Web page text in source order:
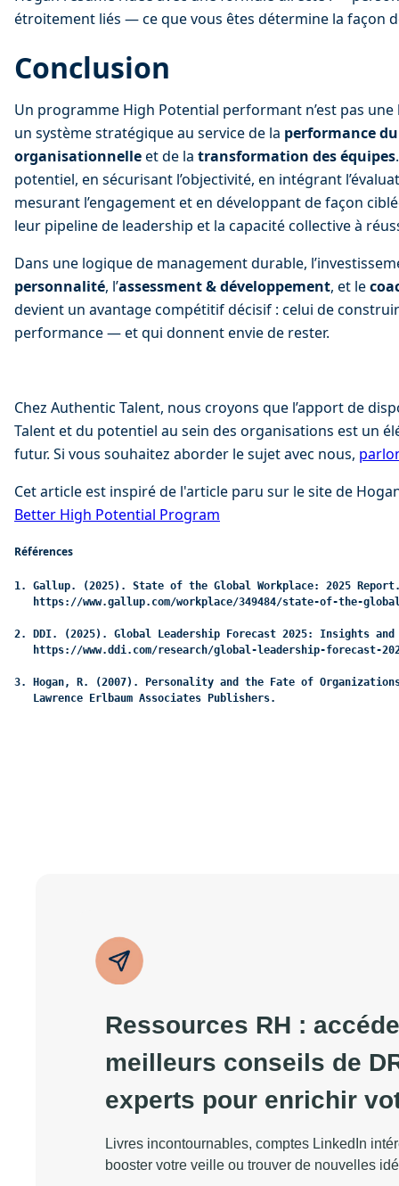
étroitement liés — ce que vous êtes détermine la façon
Conclusion
Un programme High Potential performant n’est pas une
un système stratégique au service de la performance
organisationnelle et de la transformation des équipes
potentiel, en sécurisant l’objectivité, en intégrant
mesurant l’engagement et en développant de façon
leur pipeline de leadership et la capacité collective à
Dans une logique de management durable,
personnalité, l’assessment & développement, et le
devient un avantage compétitif décisif : celui de
performance — et qui donnent envie de rester.
Chez Authentic Talent, nous croyons que l’apport de
Talent et du potentiel au sein des organisations est un
futur. Si vous souhaitez aborder le sujet avec nous,
Cet article est inspiré de l'article paru sur le site de
Better High Potential Program
Références
1. Gallup. (2025). State of the Global Workplace: 2025
https://www.gallup.com/workplace/349484/state-of-the-
2. DDI. (2025). Global Leadership Forecast 2025: Insights and
https://www.ddi.com/research/global-leadership-forecast-
3. Hogan, R. (2007). Personality and the Fate of
Lawrence Erlbaum Associates Publishers.